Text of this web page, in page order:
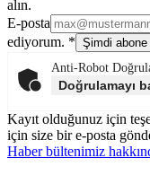
alın.
E-posta
ediyorum. *
Anti-Robot
Doğrulamayı
Kayıt olduğunuz için
için size bir e-posta
Haber bültenimiz